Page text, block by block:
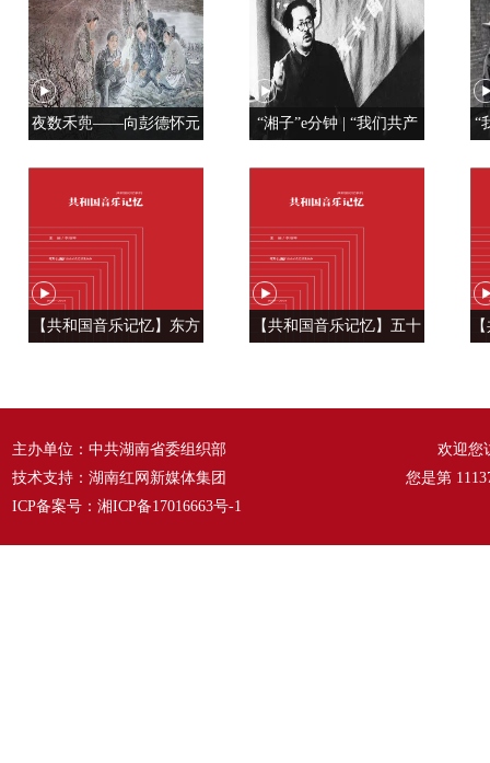
夜数禾蔸——向彭德怀元
“湘子”e分钟 | “我们共产
“
【共和国音乐记忆】东方
【共和国音乐记忆】五十
主办单位：中共湖南省委组织部
技术支持：湖南红网新媒体集团
ICP备案号： 湘ICP备17016663号-1
欢迎您
您是第